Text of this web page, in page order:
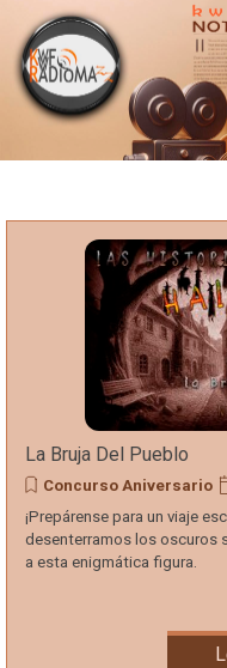
Noticias
La Bruja Del Pueblo
Concurso Aniversario
¡Prepárense para un viaje
desenterramos los oscuros
a esta enigmática figura.